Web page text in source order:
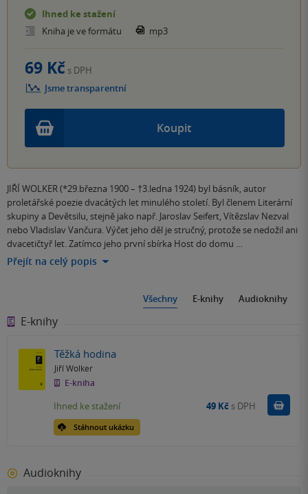
Ihned ke stažení
Kniha je ve formátu
mp3
Koupit
69 Kč s DPH
Jsme transparentní
JIŘÍ WOLKER (*29.března 1900 – †3.ledna 1924) byl básník, autor
proletářské poezie dvacátých let minulého století. Byl členem Literární
skupiny a Devětsilu, stejně jako např. Jaroslav Seifert, Vítězslav Nezval
nebo Vladislav Vančura. Výčet jeho děl je stručný, protože se nedožil ani
dvacetičtyř let. Zatímco jeho první sbírka Host do domu …
Přejít na celý popis
Všechny E-knihy Audioknihy
E-knihy
Těžká hodina
Jiří Wolker
E-kniha
Stáhnout ukázku
Ihned ke stažení 49 Kč s DPH Koupit
Audioknihy